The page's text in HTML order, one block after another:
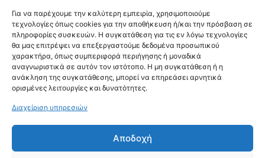
Για να παρέχουμε την καλύτερη εμπειρία, χρησιμοποιούμε
τεχνολογίες όπως cookies για την αποθήκευση ή/και την πρόσβαση σε
πληροφορίες συσκευών. Η συγκατάθεση για τις εν λόγω τεχνολογίες
θα μας επιτρέψει να επεξεργαστούμε δεδομένα προσωπικού
χαρακτήρα, όπως συμπεριφορά περιήγησης ή μοναδικά
αναγνωριστικά σε αυτόν τον ιστότοπο. Η μη συγκατάθεση ή η
ανάκληση της συγκατάθεσης, μπορεί να επηρεάσει αρνητικά
ορισμένες λειτουργίες και δυνατότητες.
Διαχείριση υπηρεσιών
Αποδοχή
εταιρείες οφείλουν να πληρούν συγκεκριμένες
προδιαγραφές: πρέπει να είναι διαφανείς και
κερδοφόρες, δεν πρέπει να στοχεύουν στη
μεγιστοποίηση του κέρδους σε βάρος του κοινωνικού
συνόλου, θα πρέπει να αναζητούν βιώσιμες ρυθμίσεις
με σεβασμό στην ιδιωτικότητα και επεξεργασία
Προς αυτή την κατεύθυνση πρέπει να
δραστηριοποιούνται, όπως άλλωστε έχει επισημάνει